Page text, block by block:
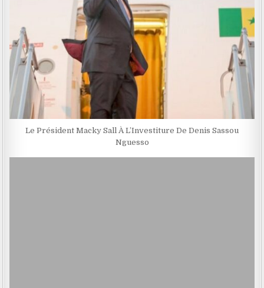
Le Président Macky Sall À L’Investiture De Denis Sassou
Nguesso